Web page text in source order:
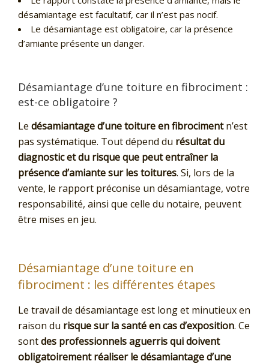
désamiantage est facultatif, car il n’est pas nocif.
Le désamiantage est obligatoire, car la présence
d’amiante présente un danger.
Désamiantage d’une toiture en fibrociment :
est-ce obligatoire ?
Le désamiantage d’une toiture en fibrocimentn’est
pas systématique. Tout dépend du résultat du
diagnostic et du risque que peut entraîner la
présence d’amiante sur les toitures. Si, lors de la
vente, le rapport préconise un désamiantage, votre
responsabilité, ainsi que celle du notaire, peuvent
être mises en jeu.
Désamiantage d’une toiture en
fibrociment : les différentes étapes
Le travail de désamiantage est long et minutieux en
raison du risque sur la santé en cas d’exposition. Ce
sontdes professionnels aguerris qui doivent
obligatoirement réaliser le désamiantage d’une